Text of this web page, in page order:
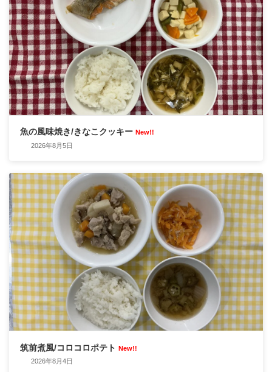
魚の風味焼き/きなこクッキー New!!
2026年8月5日
筑前煮風/コロコロポテト New!!
2026年8月4日